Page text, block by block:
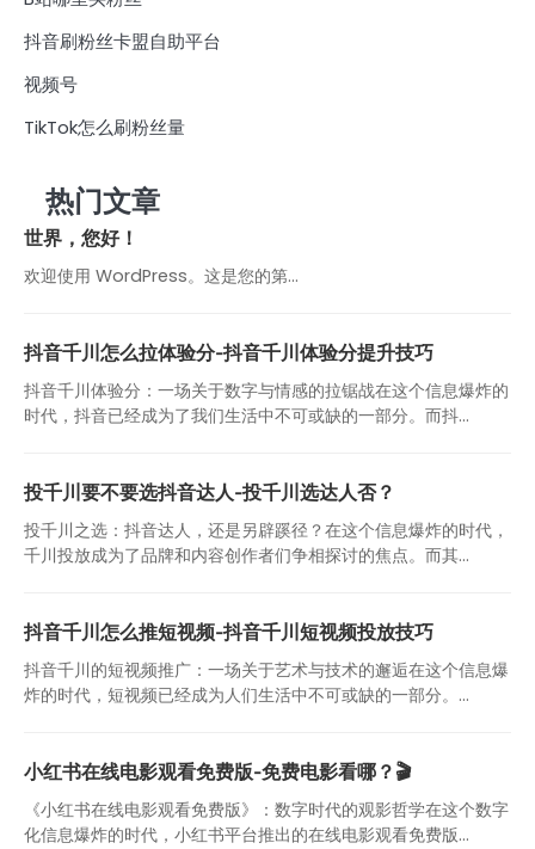
抖音刷粉丝卡盟自助平台
视频号
TikTok怎么刷粉丝量
热门文章
世界，您好！
欢迎使用 WordPress。这是您的第…
抖音千川怎么拉体验分-抖音千川体验分提升技巧
抖音千川体验分：一场关于数字与情感的拉锯战在这个信息爆炸的
时代，抖音已经成为了我们生活中不可或缺的一部分。而抖...
投千川要不要选抖音达人-投千川选达人否？
投千川之选：抖音达人，还是另辟蹊径？在这个信息爆炸的时代，
千川投放成为了品牌和内容创作者们争相探讨的焦点。而其...
抖音千川怎么推短视频-抖音千川短视频投放技巧
抖音千川的短视频推广：一场关于艺术与技术的邂逅在这个信息爆
炸的时代，短视频已经成为人们生活中不可或缺的一部分。...
小红书在线电影观看免费版-免费电影看哪？🎬
《小红书在线电影观看免费版》：数字时代的观影哲学在这个数字
化信息爆炸的时代，小红书平台推出的在线电影观看免费版...